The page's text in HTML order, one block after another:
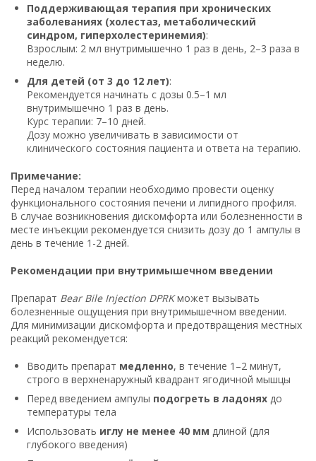
Поддерживающая терапия при хронических
заболеваниях (холестаз, метаболический
синдром, гиперхолестеринемия):
Взрослым: 2 мл внутримышечно 1 раз в день, 2–3 раза в
неделю.
Для детей (от 3 до 12 лет):
Рекомендуется начинать с дозы 0.5–1 мл
внутримышечно 1 раз в день.
Курс терапии: 7–10 дней.
Дозу можно увеличивать в зависимости от
клинического состояния пациента и ответа на терапию.
Примечание:
Перед началом терапии необходимо провести оценку
функционального состояния печени и липидного профиля.
В случае возникновения дискомфорта или болезненности в
месте инъекции рекомендуется снизить дозу до 1 ампулы в
день в течение 1-2 дней.
Рекомендации при внутримышечном введении
Препарат Bear Bile Injection DPRKможет вызывать
болезненные ощущения при внутримышечном введении.
Для минимизации дискомфорта и предотвращения местных
реакций рекомендуется:
Вводить препарат медленно, в течение 1–2 минут,
строго в верхненаружный квадрант ягодичной мышцы
Перед введением ампулы подогреть в ладонях до
температуры тела
Использовать иглу не менее 40 мм длиной (для
глубокого введения)